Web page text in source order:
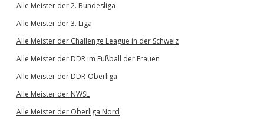
Alle Meister der 2. Bundesliga
Alle Meister der 3. Liga
Alle Meister der Challenge League in der Schweiz
Alle Meister der DDR im Fußball der Frauen
Alle Meister der DDR-Oberliga
Alle Meister der NWSL
Alle Meister der Oberliga Nord